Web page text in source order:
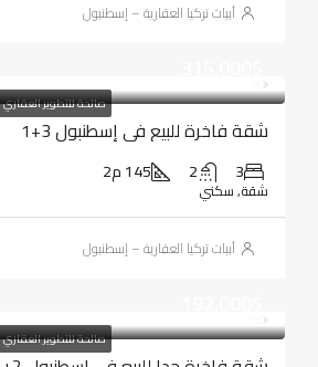
أبيات تركيا العقارية – إسطنبول
صالحة للتطوير العقاري
شقة فاخرة للبيع في إسطنبول 3+1
3
2 145 م2
شقة, سكني
أبيات تركيا العقارية – إسطنبول
صالحة للتطوير العقاري